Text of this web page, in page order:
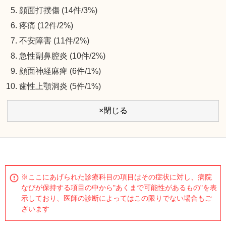
顔面打撲傷 (14件/3%)
疼痛 (12件/2%)
不安障害 (11件/2%)
急性副鼻腔炎 (10件/2%)
顔面神経麻痺 (6件/1%)
歯性上顎洞炎 (5件/1%)
×閉じる
※ここにあげられた診療科目の項目はその症状に対し、病院
なびが保持する項目の中から"あくまで可能性があるもの"を表
示しており、医師の診断によってはこの限りでない場合もご
ざいます